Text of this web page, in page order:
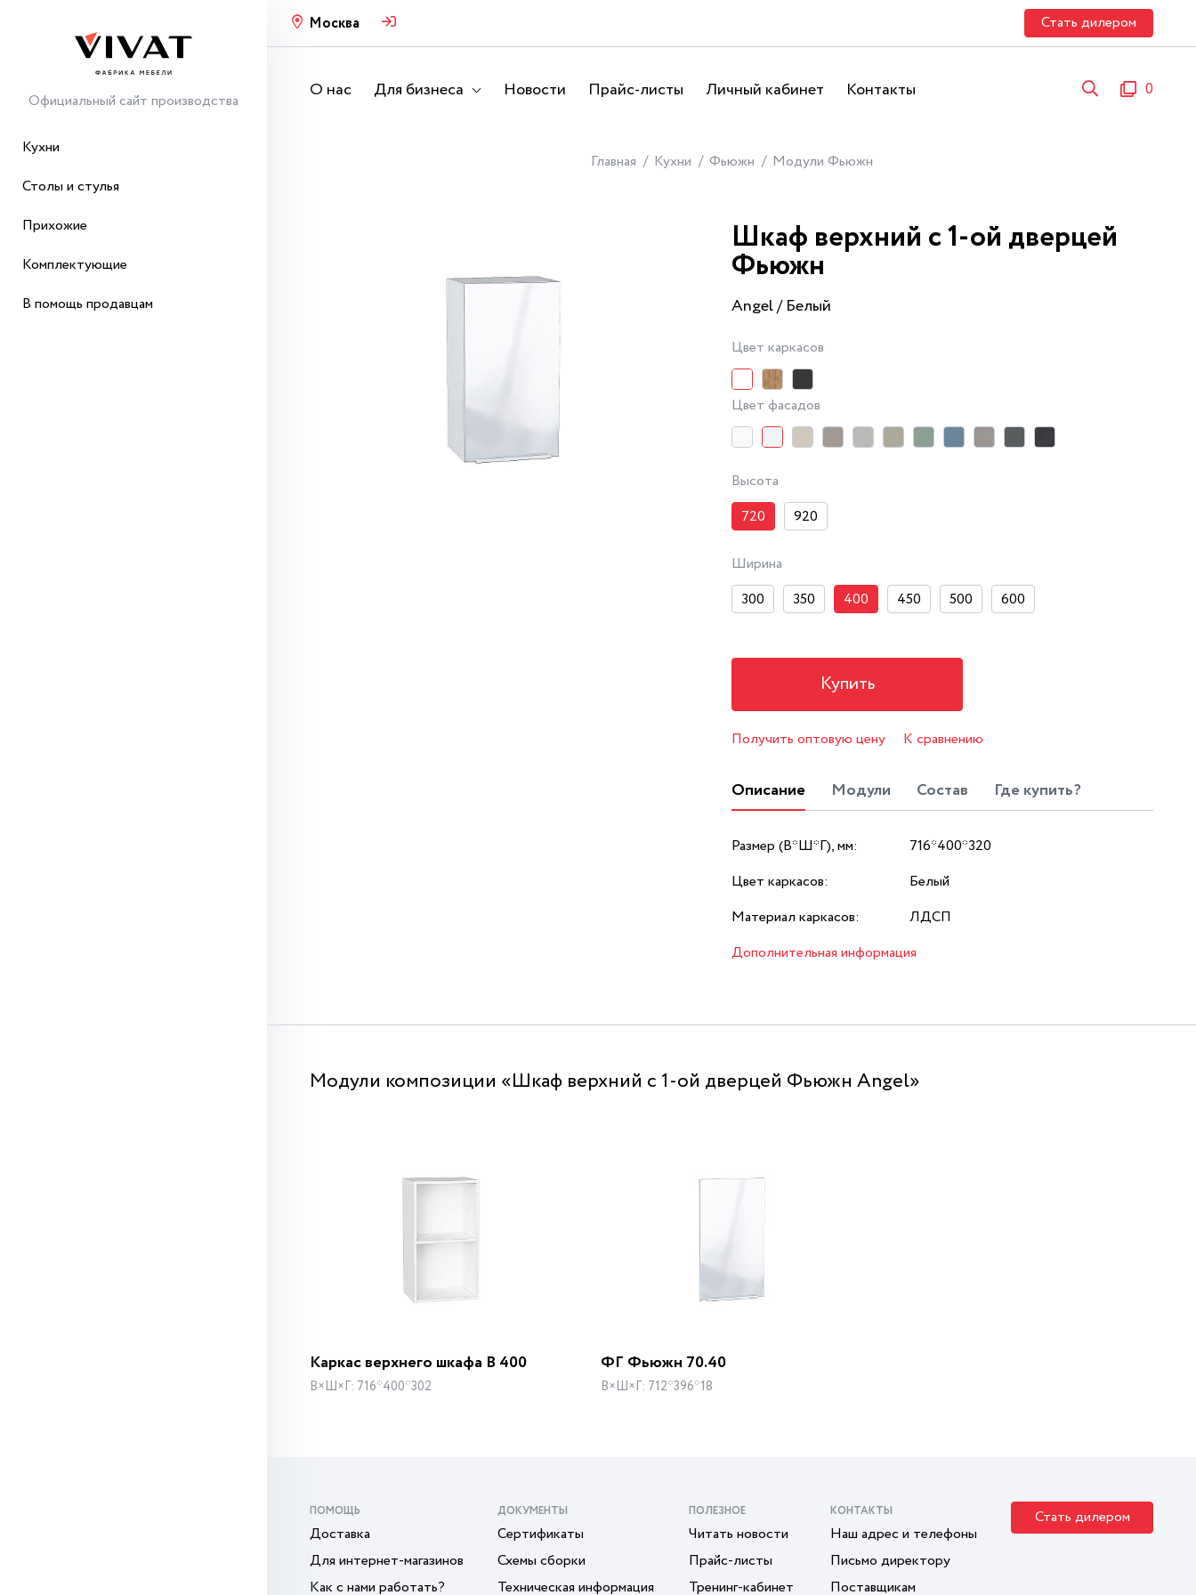
Официальный сайт производства
Кухни
Столы и стулья
Прихожие
Комплектующие
В помощь продавцам
Москва Стать дилером
О нас Для бизнеса Новости Прайс-листы Личный кабинет Контакты 0
Главная Кухни Фьюжн Модули Фьюжн
Шкаф верхний с 1-ой дверцей
Фьюжн
Angel / Белый
Цвет каркасов
Цвет фасадов
Высота
720
920
Ширина
300
350 400 450 500 600
Купить
Получить оптовую цену К сравнению
Описание Модули Состав Где купить?
Размер (В*Ш*Г), мм:
716*400*320
Цвет каркасов:
Белый
Материал каркасов:
ЛДСП
Дополнительная информация
Модули композиции «Шкаф верхний с 1-ой дверцей Фьюжн Angel»
Каркас верхнего шкафа В 400
В×Ш×Г: 716*400*302
ФГ Фьюжн 70.40
В×Ш×Г: 712*396*18
ПОМОЩЬ
Доставка
Для интернет-магазинов
Как с нами работать?
ДОКУМЕНТЫ
Сертификаты
Схемы сборки
Техническая информация
ПОЛЕЗНОЕ
Читать новости
Прайс-листы
Тренинг-кабинет
КОНТАКТЫ
Наш адрес и телефоны
Письмо директору
Поставщикам
Стать дилером